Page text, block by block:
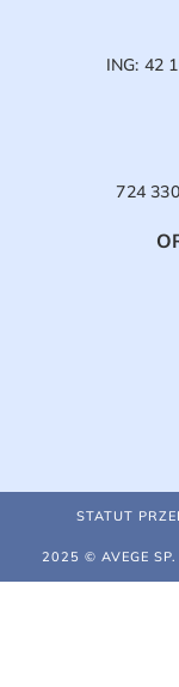
ING: 42
724
STATUT
2025 © AVEGE